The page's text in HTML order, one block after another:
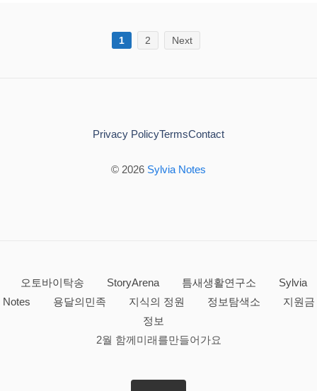
1 2 Next
© 2026 Sylvia Notes
Privacy PolicyTermsContact
오토바이탁송 StoryArena 틈새생활연구소
Sylvia
Notes
용달의민족 지식의 정원 정보탐색소
지원금
정보
2월 함께미래를만들어가요